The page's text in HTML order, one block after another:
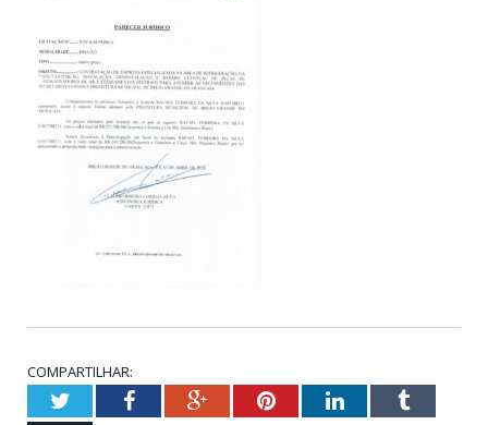
COMPARTILHAR:
TwitterFacebookGoogle+PinterestLinkedInTumblr